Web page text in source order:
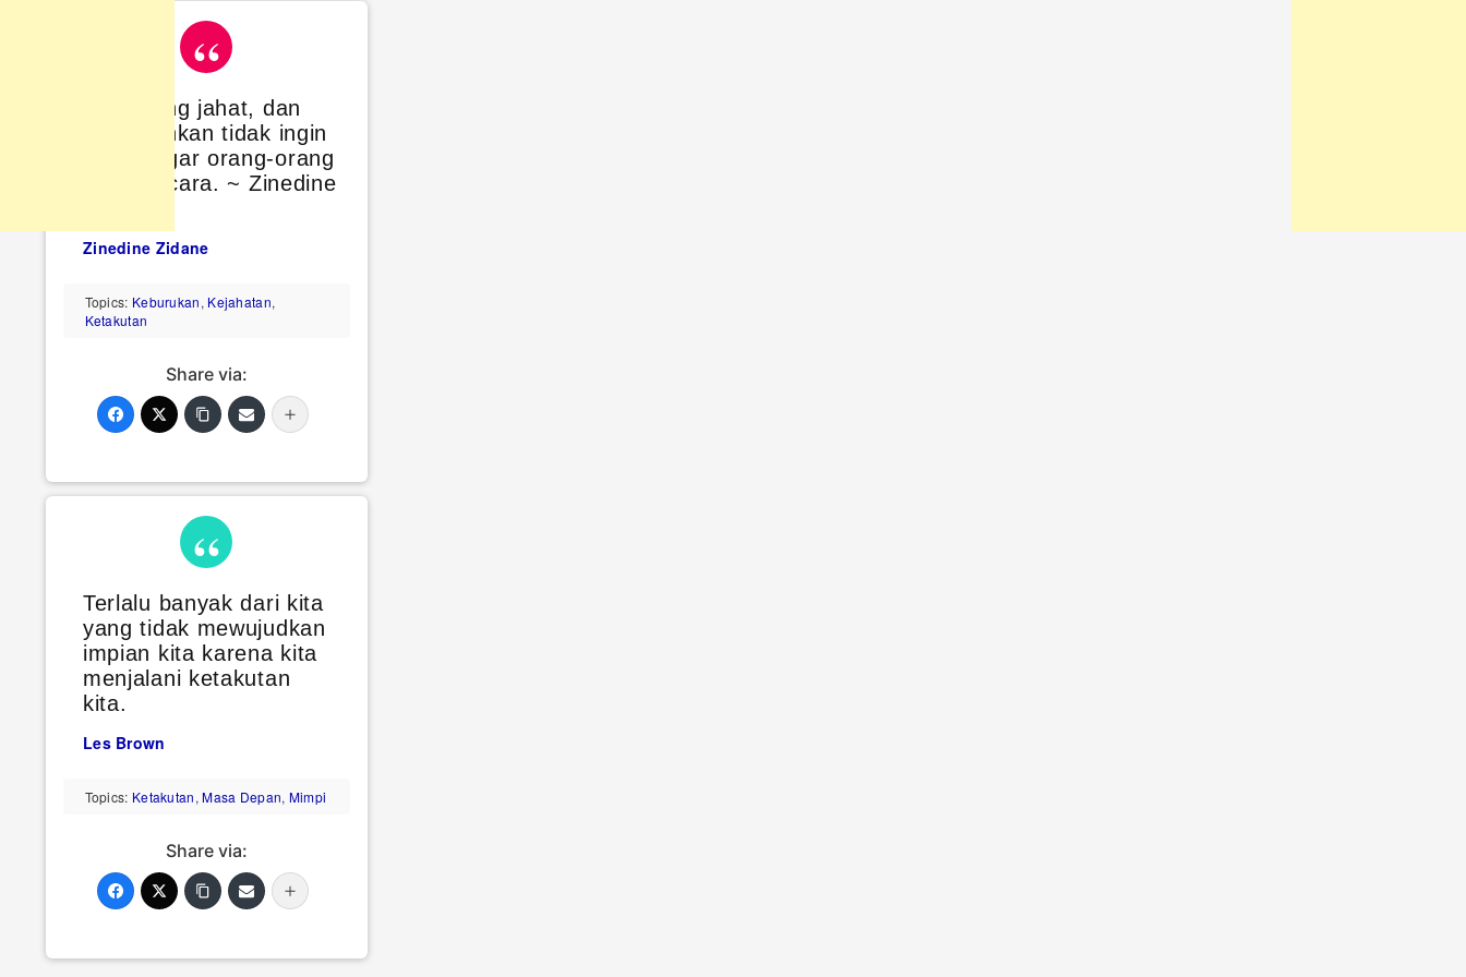
Ada orang jahat, dan
saya bahkan tidak ingin
mendengar orang-orang
itu berbicara. ~ Zinedine
Zinedine Zidane
Topics: Keburukan, Kejahatan,
Ketakutan
Share via:
Terlalu banyak dari kita
yang tidak mewujudkan
impian kita karena kita
menjalani ketakutan
kita.
Les Brown
Topics: Ketakutan,Masa Depan, Mimpi
Share via: